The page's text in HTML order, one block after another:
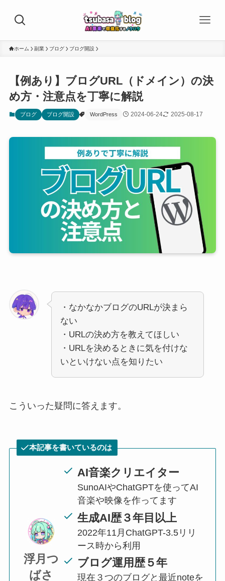
ホーム 副業 ブログ ブログ開設
【例あり】ブログURL（ドメイン）の決
め方・注意点を丁寧に解説
ブログ ブログ開設 WordPress 2024-06-24 2025-08-17
・なかなかブログのURLが決まら
ない
・URLの決め方を教えてほしい
・URLを決めるときに気を付けな
いといけない点を知りたい
こういった疑問に答えます。
本記事を書いているのは
浮月つ
ばさ
AI音楽クリエイター
SunoAIやChatGPTを使ってAI
音楽や映像を作ってます
生成AI歴３年目以上
2022年11月ChatGPT-3.5リリ
ース時から利用
ブログ運用歴５年
現在３つのブログと最近noteを